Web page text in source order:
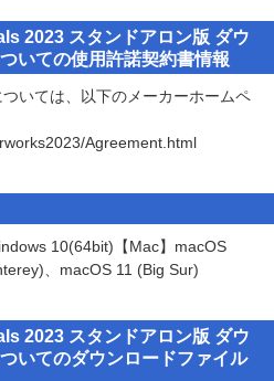
のでご注意ください。
に製品のユーザー登録ならびにシ
をご確認いただき、ユーザー登録、
ルを行ってください。
のダウンロードをしてください。
順
index.html
ポータル」にて、製品ユーザー登
ください。
2023 スタンドアロン版 ダウ
いての使用許諾契約書情報
いては、以下のメーカーホームペ
Agreement.html
10(64bit)【Mac】macOS
、macOS 11 (Big Sur)
2023 スタンドアロン版 ダウ
いてのダウンロードファイル